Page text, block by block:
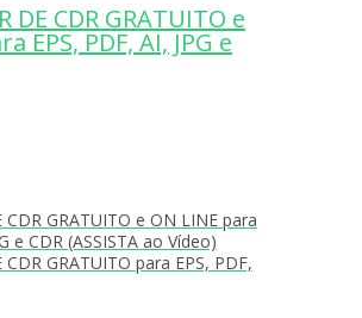
DE CDR GRATUITO e
EPS, PDF, AI, JPG e
CDR GRATUITO e ON LINE para
e CDR (ASSISTA ao Vídeo)
CDR GRATUITO para EPS, PDF,